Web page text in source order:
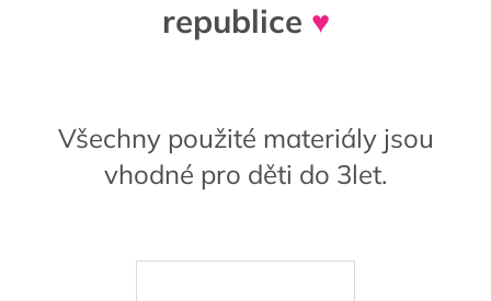
republice ♥
Všechny použité materiály jsou
vhodné pro děti do 3let.